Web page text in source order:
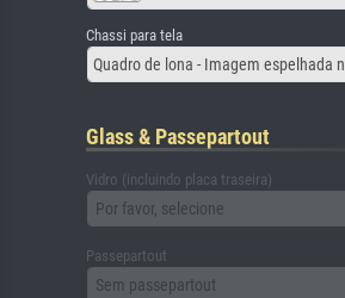
Chassi para tela
Quadro de lona - Imagem espelhada
Glass & Passepartout
Vidro (incluindo placa traseira)
Por favor, selecione
Passepartout
Sem passepartout